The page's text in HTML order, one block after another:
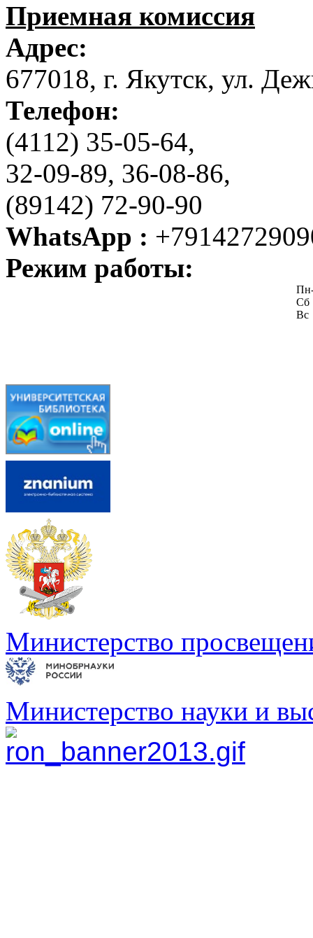
Приемная комиссия
Адрес:
677018, г. Якутск, ул.
Телефон:
(4112) 35-05-64,
32-09-89, 36-08-86,
(89142) 72-90-90
WhatsApp :
Режим работы:
Сб
Вс
Министерство
Министерство науки и